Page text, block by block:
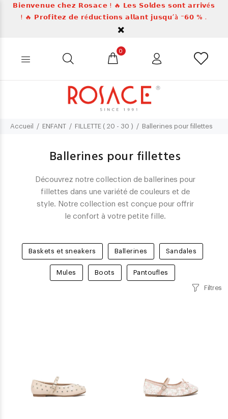
𝗕𝗶𝗲𝗻𝘃𝗲𝗻𝘂𝗲 𝗰𝗵𝗲𝘇 𝗥𝗼𝘀𝗮𝗰𝗲 ! 🔥 𝗟𝗲𝘀 𝗦𝗼𝗹𝗱𝗲𝘀 𝘀𝗼𝗻𝘁 𝗮𝗿𝗿𝗶𝘃é𝘀
! 🔥 𝗣𝗿𝗼𝗳𝗶𝘁𝗲𝘇 𝗱𝗲 𝗿é𝗱𝘂𝗰𝘁𝗶𝗼𝗻𝘀 𝗮𝗹𝗹𝗮𝗻𝘁 𝗷𝘂𝘀𝗾𝘂’à ⁻𝟲𝟬 % .
0
Accueil ENFANT FILLETTE ( 20 - 30 ) Ballerines pour fillettes
Ballerines pour fillettes
Découvrez notre collection de ballerines pour
fillettes dans une variété de couleurs et de
style. Notre collection est conçue pour offrir
le confort à votre petite fille.
Baskets et sneakers Ballerines Sandales
Mules Boots Pantoufles
Filtres